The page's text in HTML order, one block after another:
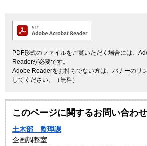
PDF形式のファイルをご覧いただく場合には、
Readerが必要です。
Adobe Readerをお持ちでない方は、バナーのリ
してください。（無料）
このページに関するお問い合わせ
土木部 監理課
企画調整室